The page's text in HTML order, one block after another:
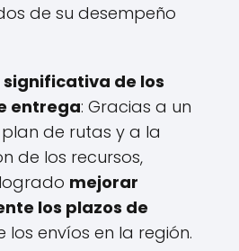
de su desempeño
significativa de los
entrega: Gracias a un
de rutas y a la
de los recursos,
mejorar
los plazos de
los envíos en la región.